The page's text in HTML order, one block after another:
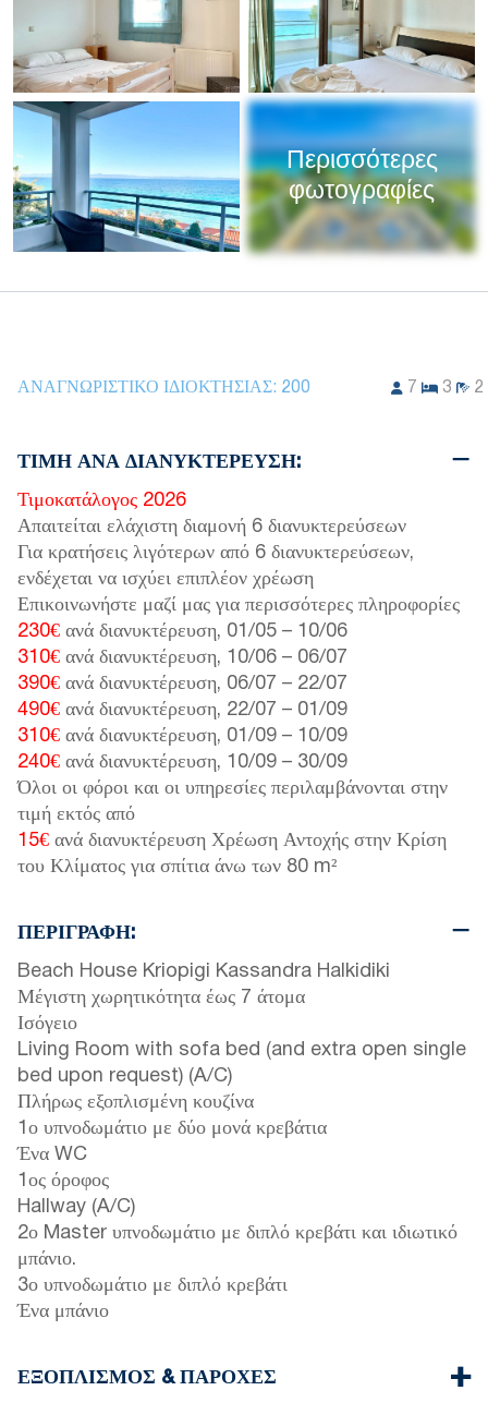
Περισσότερες
φωτογραφίες
ΑΝΑΓΝΩΡΙΣΤΙΚΌ ΙΔΙΟΚΤΗΣΊΑΣ: 200 7 3 2
ΤΙΜΉ ΑΝΆ ΔΙΑΝΥΚΤΈΡΕΥΣΗ:
Τιμοκατάλογος 2026
Απαιτείται ελάχιστη διαμονή 6 διανυκτερεύσεων
Για κρατήσεις λιγότερων από 6 διανυκτερεύσεων,
ενδέχεται να ισχύει επιπλέον χρέωση
Επικοινωνήστε μαζί μας για περισσότερες πληροφορίες
230€ ανά διανυκτέρευση, 01/05 – 10/06
310€ ανά διανυκτέρευση, 10/06 – 06/07
390€ ανά διανυκτέρευση, 06/07 – 22/07
490€ ανά διανυκτέρευση, 22/07 – 01/09
310€ ανά διανυκτέρευση, 01/09 – 10/09
240€ ανά διανυκτέρευση, 10/09 – 30/09
Όλοι οι φόροι και οι υπηρεσίες περιλαμβάνονται στην
τιμή εκτός από
15€ ανά διανυκτέρευση Χρέωση Αντοχής στην Κρίση
του Κλίματος για σπίτια άνω των 80 m²
ΠΕΡΙΓΡΑΦΉ:
Beach House Kriopigi Kassandra Halkidiki
Μέγιστη χωρητικότητα έως 7 άτομα
Ισόγειο
Living Room with sofa bed (and extra open single
bed upon request) (A/C)
Πλήρως εξοπλισμένη κουζίνα
1ο υπνοδωμάτιο με δύο μονά κρεβάτια
Ένα WC
1ος όροφος
Hallway (A/C)
2ο Master υπνοδωμάτιο με διπλό κρεβάτι και ιδιωτικό
μπάνιο.
3ο υπνοδωμάτιο με διπλό κρεβάτι
Ένα μπάνιο
ΕΞΟΠΛΙΣΜΌΣ & ΠΑΡΟΧΈΣ